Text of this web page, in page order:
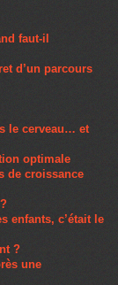
faut-il
d’un parcours
le cerveau… et
optimale
de croissance
enfants, c’était le
?
une